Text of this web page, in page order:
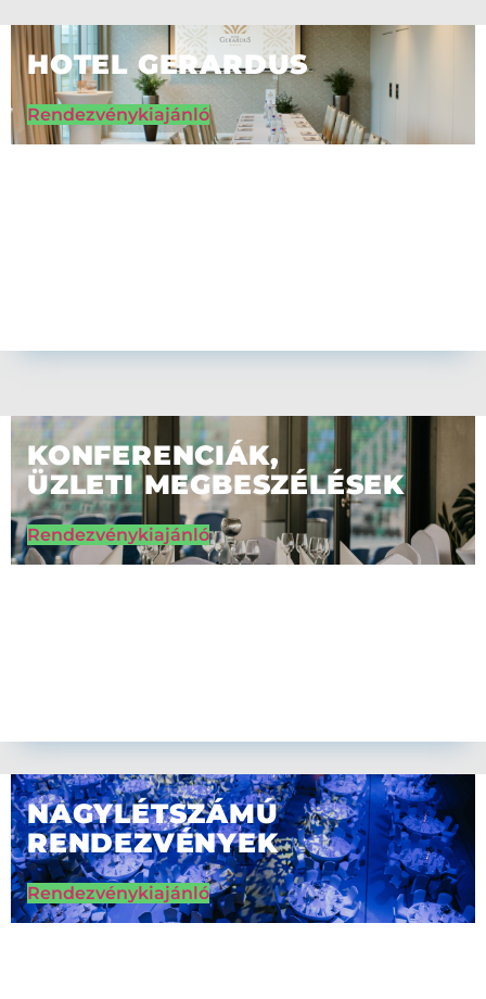
HOTEL GERARDUS
Rendezvénykiajánló
KONFERENCIÁK,
ÜZLETI MEGBESZÉLÉSEK
Rendezvénykiajánló
NAGYLÉTSZÁMÚ
RENDEZVÉNYEK
Rendezvénykiajánló